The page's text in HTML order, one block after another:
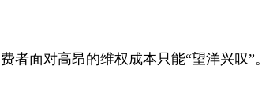
面对高昂的维权成本只能“望洋兴叹”。